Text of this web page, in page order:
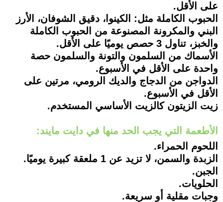
على الأقل.
الحبوب الكاملة مثل: الكينوا، دقيق الشوفان، الأرز
البني والمكرونة المصنوعة من الحبوب الكاملة
والخبز، تناول 3 حصص يوميًا على الأقل.
الأسماك من السلمون والتونة والسلمون حصة
واحدة على الأقل في الأسبوع.
الدواجن من الدجاج والديك الرومي، مرتين على
الأقل في الأسبوع.
زيت الزيتون كالزيت الأساسي المستخدم.
الأطعمة التي يجب الحد منها في دايت مايند:
اللحوم الحمراء.
الزبدة والسمن، لا تزيد عن 1 ملعقة كبيرة يوميًا.
الجبن.
الحلويات.
وجبات مقلية أو سريعة.